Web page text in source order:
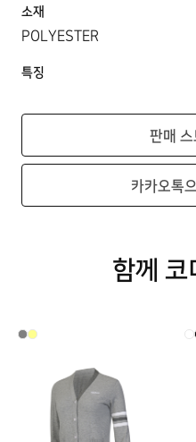
소재
POLYESTER
특징
판매 스
카카오톡
함께 코